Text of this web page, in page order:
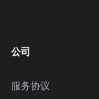
公司
服务协议